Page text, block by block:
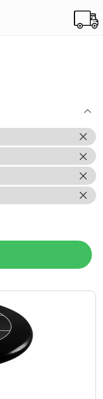
Esse
Item
Esse
Item
Esse
Item
Esse